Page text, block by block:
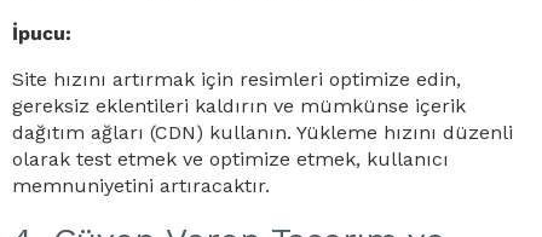
İpucu:
Site hızını artırmak için resimleri optimize edin,
gereksiz eklentileri kaldırın ve mümkünse içerik
dağıtım ağları (CDN) kullanın. Yükleme hızını düzenli
olarak test etmek ve optimize etmek, kullanıcı
memnuniyetini artıracaktır.